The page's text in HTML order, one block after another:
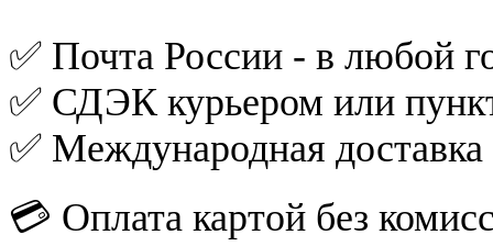
✅ Почта России - в любой
✅ СДЭК курьером или
✅ Международная
💳 Оплата картой без